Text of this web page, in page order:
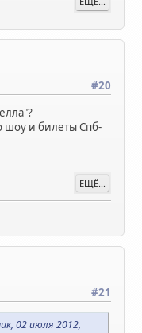
#20
шоу и билеты Спб-
ЕЩЁ...
#21
02 июля 2012,